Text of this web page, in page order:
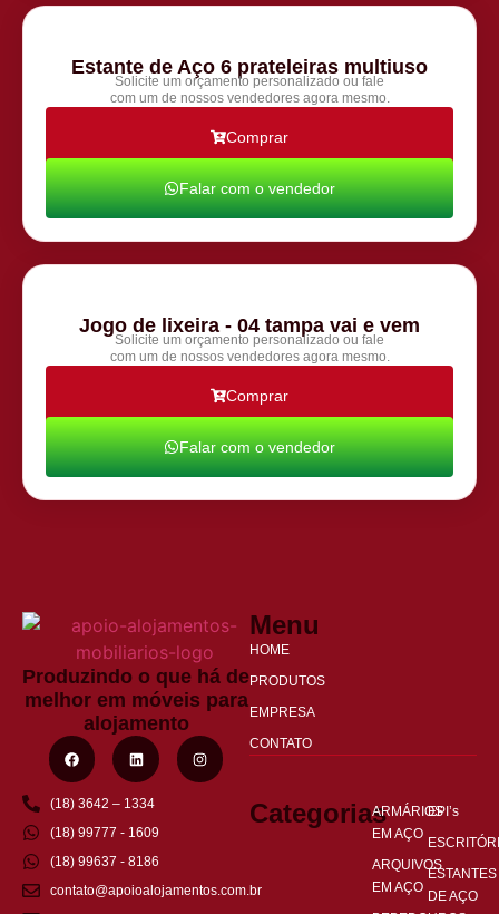
Estante de Aço 6 prateleiras multiuso
Solicite um orçamento personalizado ou fale
com um de nossos vendedores agora mesmo.
Comprar
Falar com o vendedor
Jogo de lixeira - 04 tampa vai e vem
Solicite um orçamento personalizado ou fale
com um de nossos vendedores agora mesmo.
Comprar
Falar com o vendedor
Produzindo o que há de
melhor em móveis para
alojamento
(18) 3642 – 1334
(18) 99777 - 1609
(18) 99637 - 8186
contato@apoioalojamentos.com.br
Menu
HOME
PRODUTOS
EMPRESA
CONTATO
CategoriasARMÁRIOS
EM AÇO
ARQUIVOS
EM AÇO
EPI’s
ESTANTES
DE AÇO